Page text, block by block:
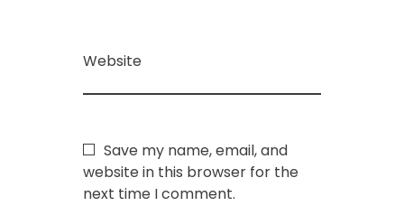
Website
Save my name, email, and
website in this browser for the
next time I comment.